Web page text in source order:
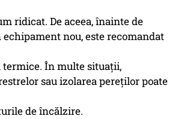
ridicat. De aceea, înainte de
nou, este recomandat
În multe situații,
sau izolarea pereților poate
de încălzire.